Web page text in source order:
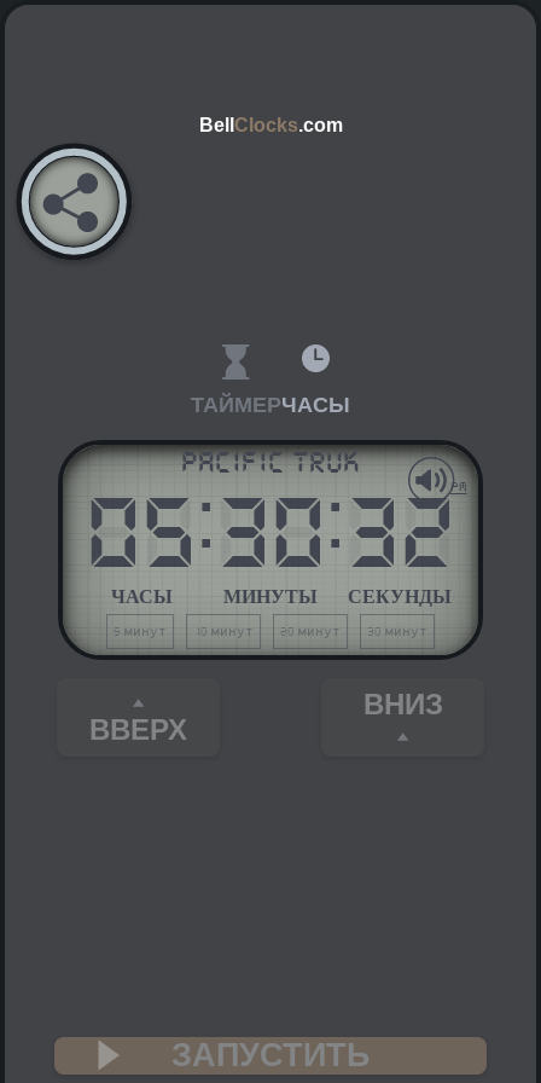
Bell Clocks.com
ТАЙМЕРЧАСЫ
Pacific Truk
05
ЧАСЫ
:30
МИНУТЫ
:32
СЕКУНДЫ
AM PM
5 минут 10 минут 20 минут 30 минут
ВВЕРХ
ВНИЗ
ЗАПУСТИТЬ